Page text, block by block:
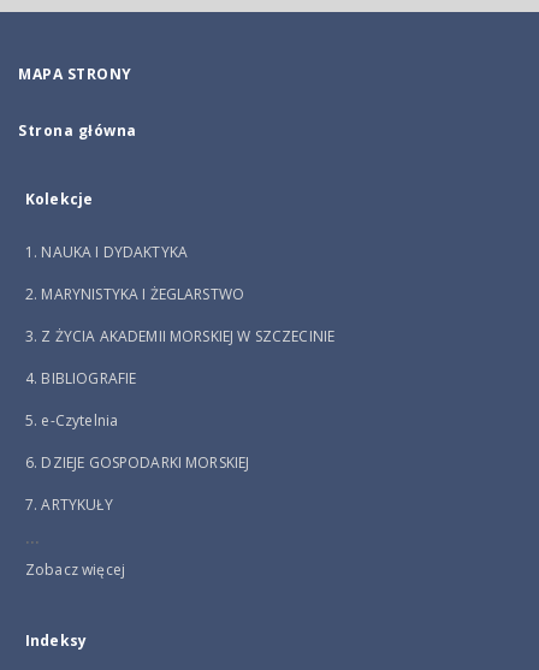
MAPA STRONY
Strona główna
Kolekcje
1. NAUKA I DYDAKTYKA
2. MARYNISTYKA I ŻEGLARSTWO
3. Z ŻYCIA AKADEMII MORSKIEJ W SZCZECINIE
4. BIBLIOGRAFIE
5. e-Czytelnia
6. DZIEJE GOSPODARKI MORSKIEJ
7. ARTYKUŁY
...
Zobacz więcej
Indeksy